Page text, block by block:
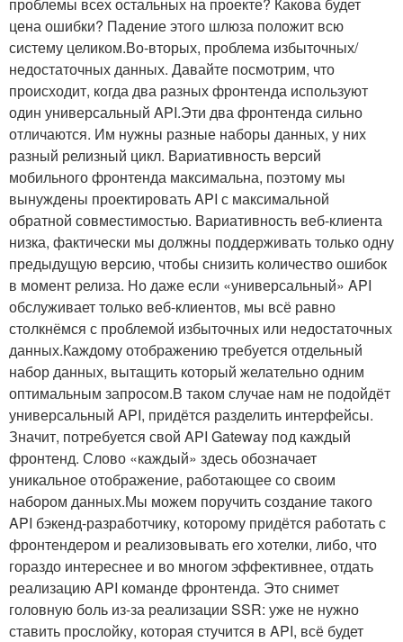
цена ошибки? Падение этого шлюза положит всю
систему целиком.Во-вторых, проблема избыточных/
недостаточных данных. Давайте посмотрим, что
происходит, когда два разных фронтенда используют
один универсальный API.Эти два фронтенда сильно
отличаются. Им нужны разные наборы данных, у них
разный релизный цикл. Вариативность версий
мобильного фронтенда максимальна, поэтому мы
вынуждены проектировать API с максимальной
обратной совместимостью. Вариативность веб-клиента
низка, фактически мы должны поддерживать только одну
предыдущую версию, чтобы снизить количество ошибок
в момент релиза. Но даже если «универсальный» API
обслуживает только веб-клиентов, мы всё равно
столкнёмся с проблемой избыточных или недостаточных
данных.Каждому отображению требуется отдельный
набор данных, вытащить который желательно одним
оптимальным запросом.В таком случае нам не подойдёт
универсальный API, придётся разделить интерфейсы.
Значит, потребуется свой API Gateway под каждый
фронтенд. Слово «каждый» здесь обозначает
уникальное отображение, работающее со своим
набором данных.Мы можем поручить создание такого
API бэкенд-разработчику, которому придётся работать с
фронтендером и реализовывать его хотелки, либо, что
гораздо интереснее и во многом эффективнее, отдать
реализацию API команде фронтенда. Это снимет
головную боль из-за реализации SSR: уже не нужно
ставить прослойку, которая стучится в API, всё будет